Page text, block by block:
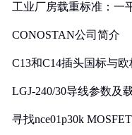
工业厂房载重标准：一
CONOSTAN公司简介
C13和C14插头国标与
LGJ-240/30导线参数及
寻找nce01p30k